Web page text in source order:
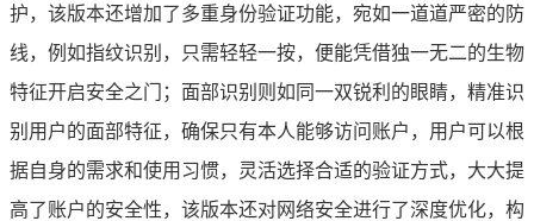
护，该版本还增加了多重身份验证功能，宛如一道道严密的防
线，例如指纹识别，只需轻轻一按，便能凭借独一无二的生物
特征开启安全之门；面部识别则如同一双锐利的眼睛，精准识
别用户的面部特征，确保只有本人能够访问账户，用户可以根
据自身的需求和使用习惯，灵活选择合适的验证方式，大大提
高了账户的安全性，该版本还对网络安全进行了深度优化，构